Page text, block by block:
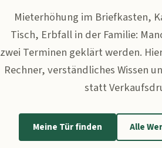
Mieterhöhung im Briefkasten,
Tisch, Erbfall in der Familie:
zwei Terminen geklärt werden.
Rechner, verständliches Wissen
statt
Meine Tür finden Alle